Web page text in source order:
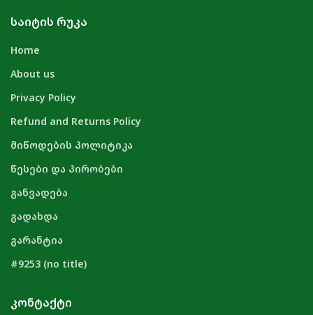
ᲡᲐᲘᲢᲘᲡ ᲠᲣᲙᲐ
Home
About us
Privacy Policy
Refund and Returns Policy
მიწოდების პოლიტიკა
წესები და პირობები
განვადება
გადახდა
გარანტია
#9253 (no title)
ᲙᲝᲜᲢᲐᲥᲢᲘ